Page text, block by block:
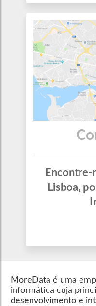
Encontre-
Lisboa,
MoreData é uma
informática cuja
desenvolvimento e